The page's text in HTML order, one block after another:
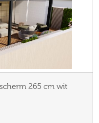
265 cm wit